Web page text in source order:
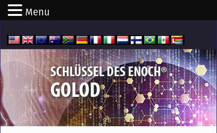
SCHLÜSSEL DES ENOCH®
GOLOD
Menu